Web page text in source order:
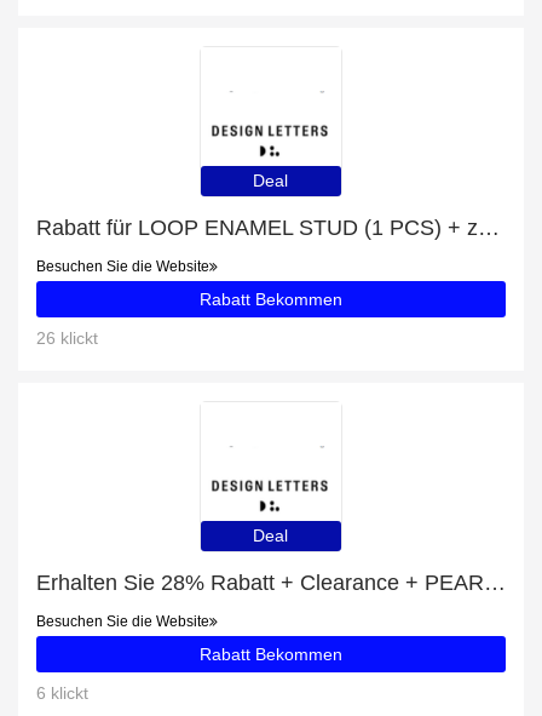
Deal
Rabatt für LOOP ENAMEL STUD (1 PCS) + zusätzlicher 10%-Rabattgutschein
Besuchen Sie die Website
Rabatt Bekommen
26 klickt
Deal
Erhalten Sie 28% Rabatt + Clearance + PEARL DROP DOUBLE HOOP Rabatte
Besuchen Sie die Website
Rabatt Bekommen
6 klickt